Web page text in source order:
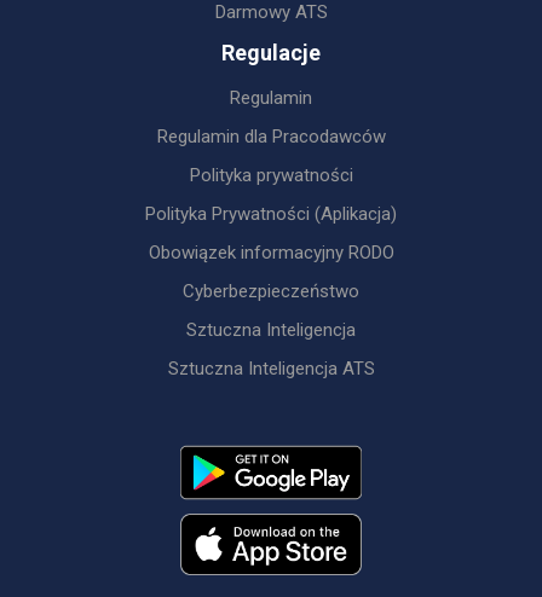
Darmowy ATS
Regulacje
Regulamin
Regulamin dla Pracodawców
Polityka prywatności
Polityka Prywatności (Aplikacja)
Obowiązek informacyjny RODO
Cyberbezpieczeństwo
Sztuczna Inteligencja
Sztuczna Inteligencja ATS